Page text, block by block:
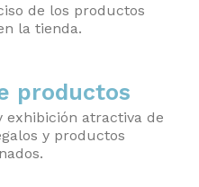
de los productos
la tienda.
productos
exhibición atractiva de
y productos